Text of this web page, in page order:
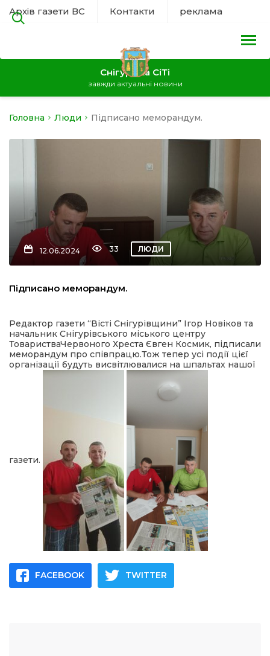
Архів газети ВС Контакти реклама
Снігурівка СіТі
завжди актуальні новини
Головна Люди Підписано меморандум.
12.06.2024 33 ЛЮДИ
Підписано меморандум.
Редактор газети “Вісті Снігурівщини” Ігор Новіков та
начальник Снігурівського міського центру
ТоваристваЧервоного Хреста Євген Космик, підписали
меморандум про співпрацю.Тож тепер усі події цієї
організації будуть висвітлювалися на шпальтах нашої
газети.
FACEBOOK TWITTER